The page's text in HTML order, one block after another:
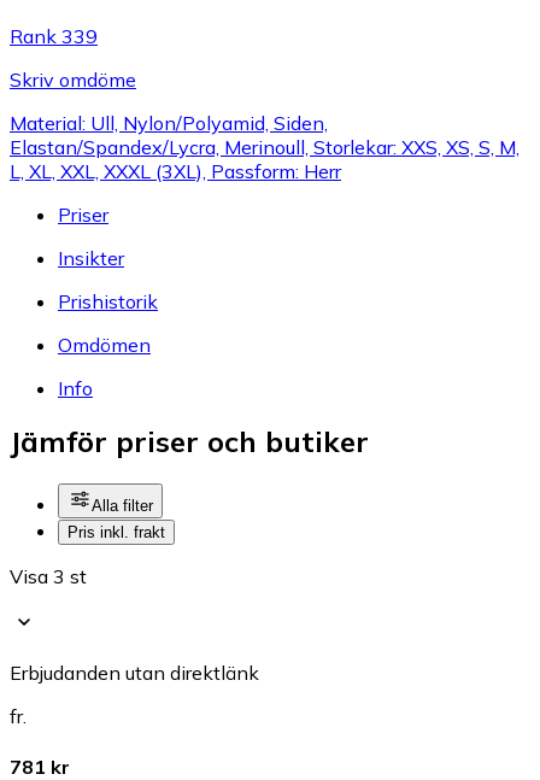
Rank 339
Skriv omdöme
Material: Ull, Nylon/Polyamid, Siden,
Elastan/Spandex/Lycra, Merinoull, Storlekar: XXS, XS, S, M,
L, XL, XXL, XXXL (3XL), Passform: Herr
Priser
Insikter
Prishistorik
Omdömen
Info
Jämför priser och butiker
Alla filter
Pris inkl. frakt
Visa 3 st
Erbjudanden utan direktlänk
fr.
781 kr